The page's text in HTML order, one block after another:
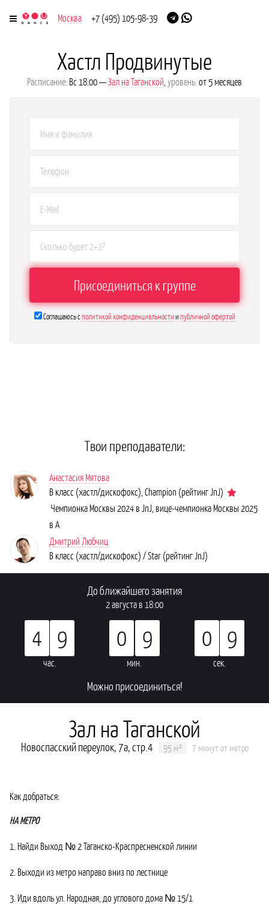
Москва +7 (495) 105-98-39
Хастл Продвинутые
Расписание: Вс 18:00 —Зал на Таганской уровень: от 5 месяцев
Соглашаюсь сполитикой конфиденциальностиипубличной офертой
Твои преподаватели:
Анастасия Мятова
B класс (хастл/дискофокс), Сhampion (рейтинг JnJ)
Чемпионка Москвы 2024 в JnJ, вице-чемпионка Москвы 2025
в А
Дмитрий Любчиц
B класс (хастл/дискофокс) / Star (рейтинг JnJ)
До ближайшего занятия
2 августа в 18:00
4 9
час.
0 9
мин.
0 8
сек.
можно присоединиться!
Зал на Таганской
Новоспасский переулок, 7а, стр.4 95 м² 7 минут от метро
Как добраться:
НА МЕТРО
1. Найди Выход № 2 Таганско-Краспресненской линии
2. Выходи из метро направо вниз по лестнице
3. Иди вдоль ул. Народная, до углового дома № 15/1